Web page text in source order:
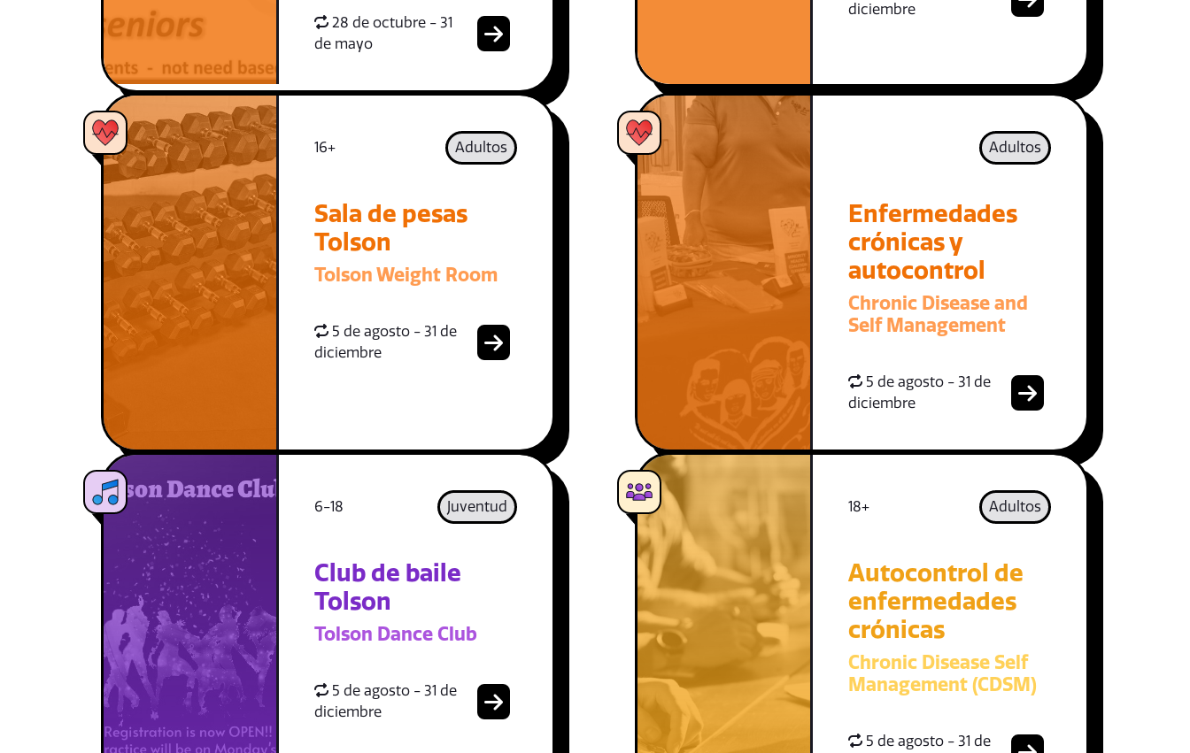
28 de octubre - 31
de mayo
diciembre
16+ Adultos
Sala de pesas
Tolson
Tolson Weight Room
5 de agosto - 31 de
diciembre
Adultos
Enfermedades
crónicas y
autocontrol
Chronic Disease and
Self Management
5 de agosto - 31 de
diciembre
6-18 Juventud
Club de baile
Tolson
Tolson Dance Club
5 de agosto - 31 de
diciembre
18+ Adultos
Autocontrol de
enfermedades
crónicas
Chronic Disease Self
Management (CDSM)
5 de agosto - 31 de